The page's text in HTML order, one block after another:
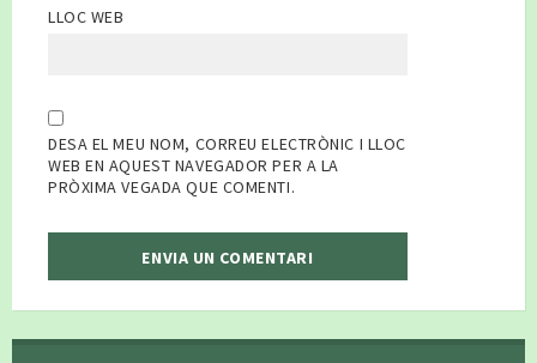
LLOC WEB
DESA EL MEU NOM, CORREU ELECTRÒNIC I LLOC
WEB EN AQUEST NAVEGADOR PER A LA
PRÒXIMA VEGADA QUE COMENTI.